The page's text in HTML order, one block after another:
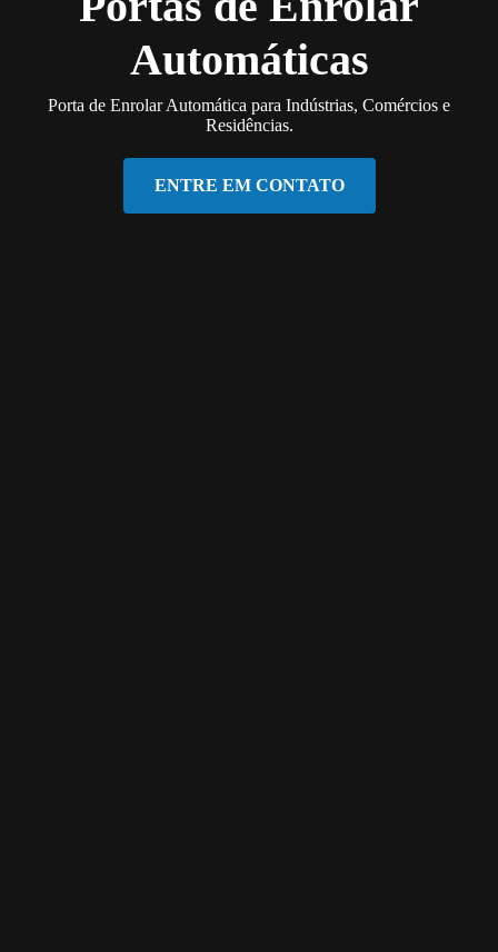
Automáticas
Porta de Enrolar Automática para Indústrias, Comércios e
Residências.
ENTRE EM CONTATO